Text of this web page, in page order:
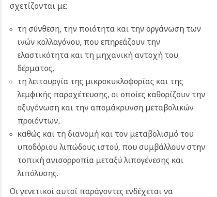
σχετίζονται με:
τη σύνθεση, την ποιότητα και την οργάνωση των
ινών κολλαγόνου, που επηρεάζουν την
ελαστικότητα και τη μηχανική αντοχή του
δέρματος,
τη λειτουργία της μικροκυκλοφορίας και της
λεμφικής παροχέτευσης, οι οποίες καθορίζουν την
οξυγόνωση και την απομάκρυνση μεταβολικών
προϊόντων,
καθώς και τη διανομή και τον μεταβολισμό του
υποδόριου λιπώδους ιστού, που συμβάλλουν στην
τοπική ανισορροπία μεταξύ λιπογένεσης και
λιπόλυσης.
Οι γενετικοί αυτοί παράγοντες ενδέχεται να